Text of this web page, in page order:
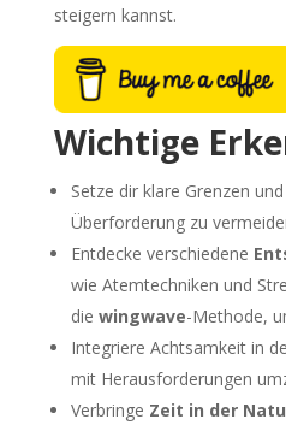
steigern kannst.
Wichtige
Setze dir klare Grenzen
Überforderung zu
Entdecke verschiedene
wie Atemtechniken und
die wingwave-Methode,
Integriere Achtsamkeit in
mit Herausforderungen
Verbringe Zeit in der